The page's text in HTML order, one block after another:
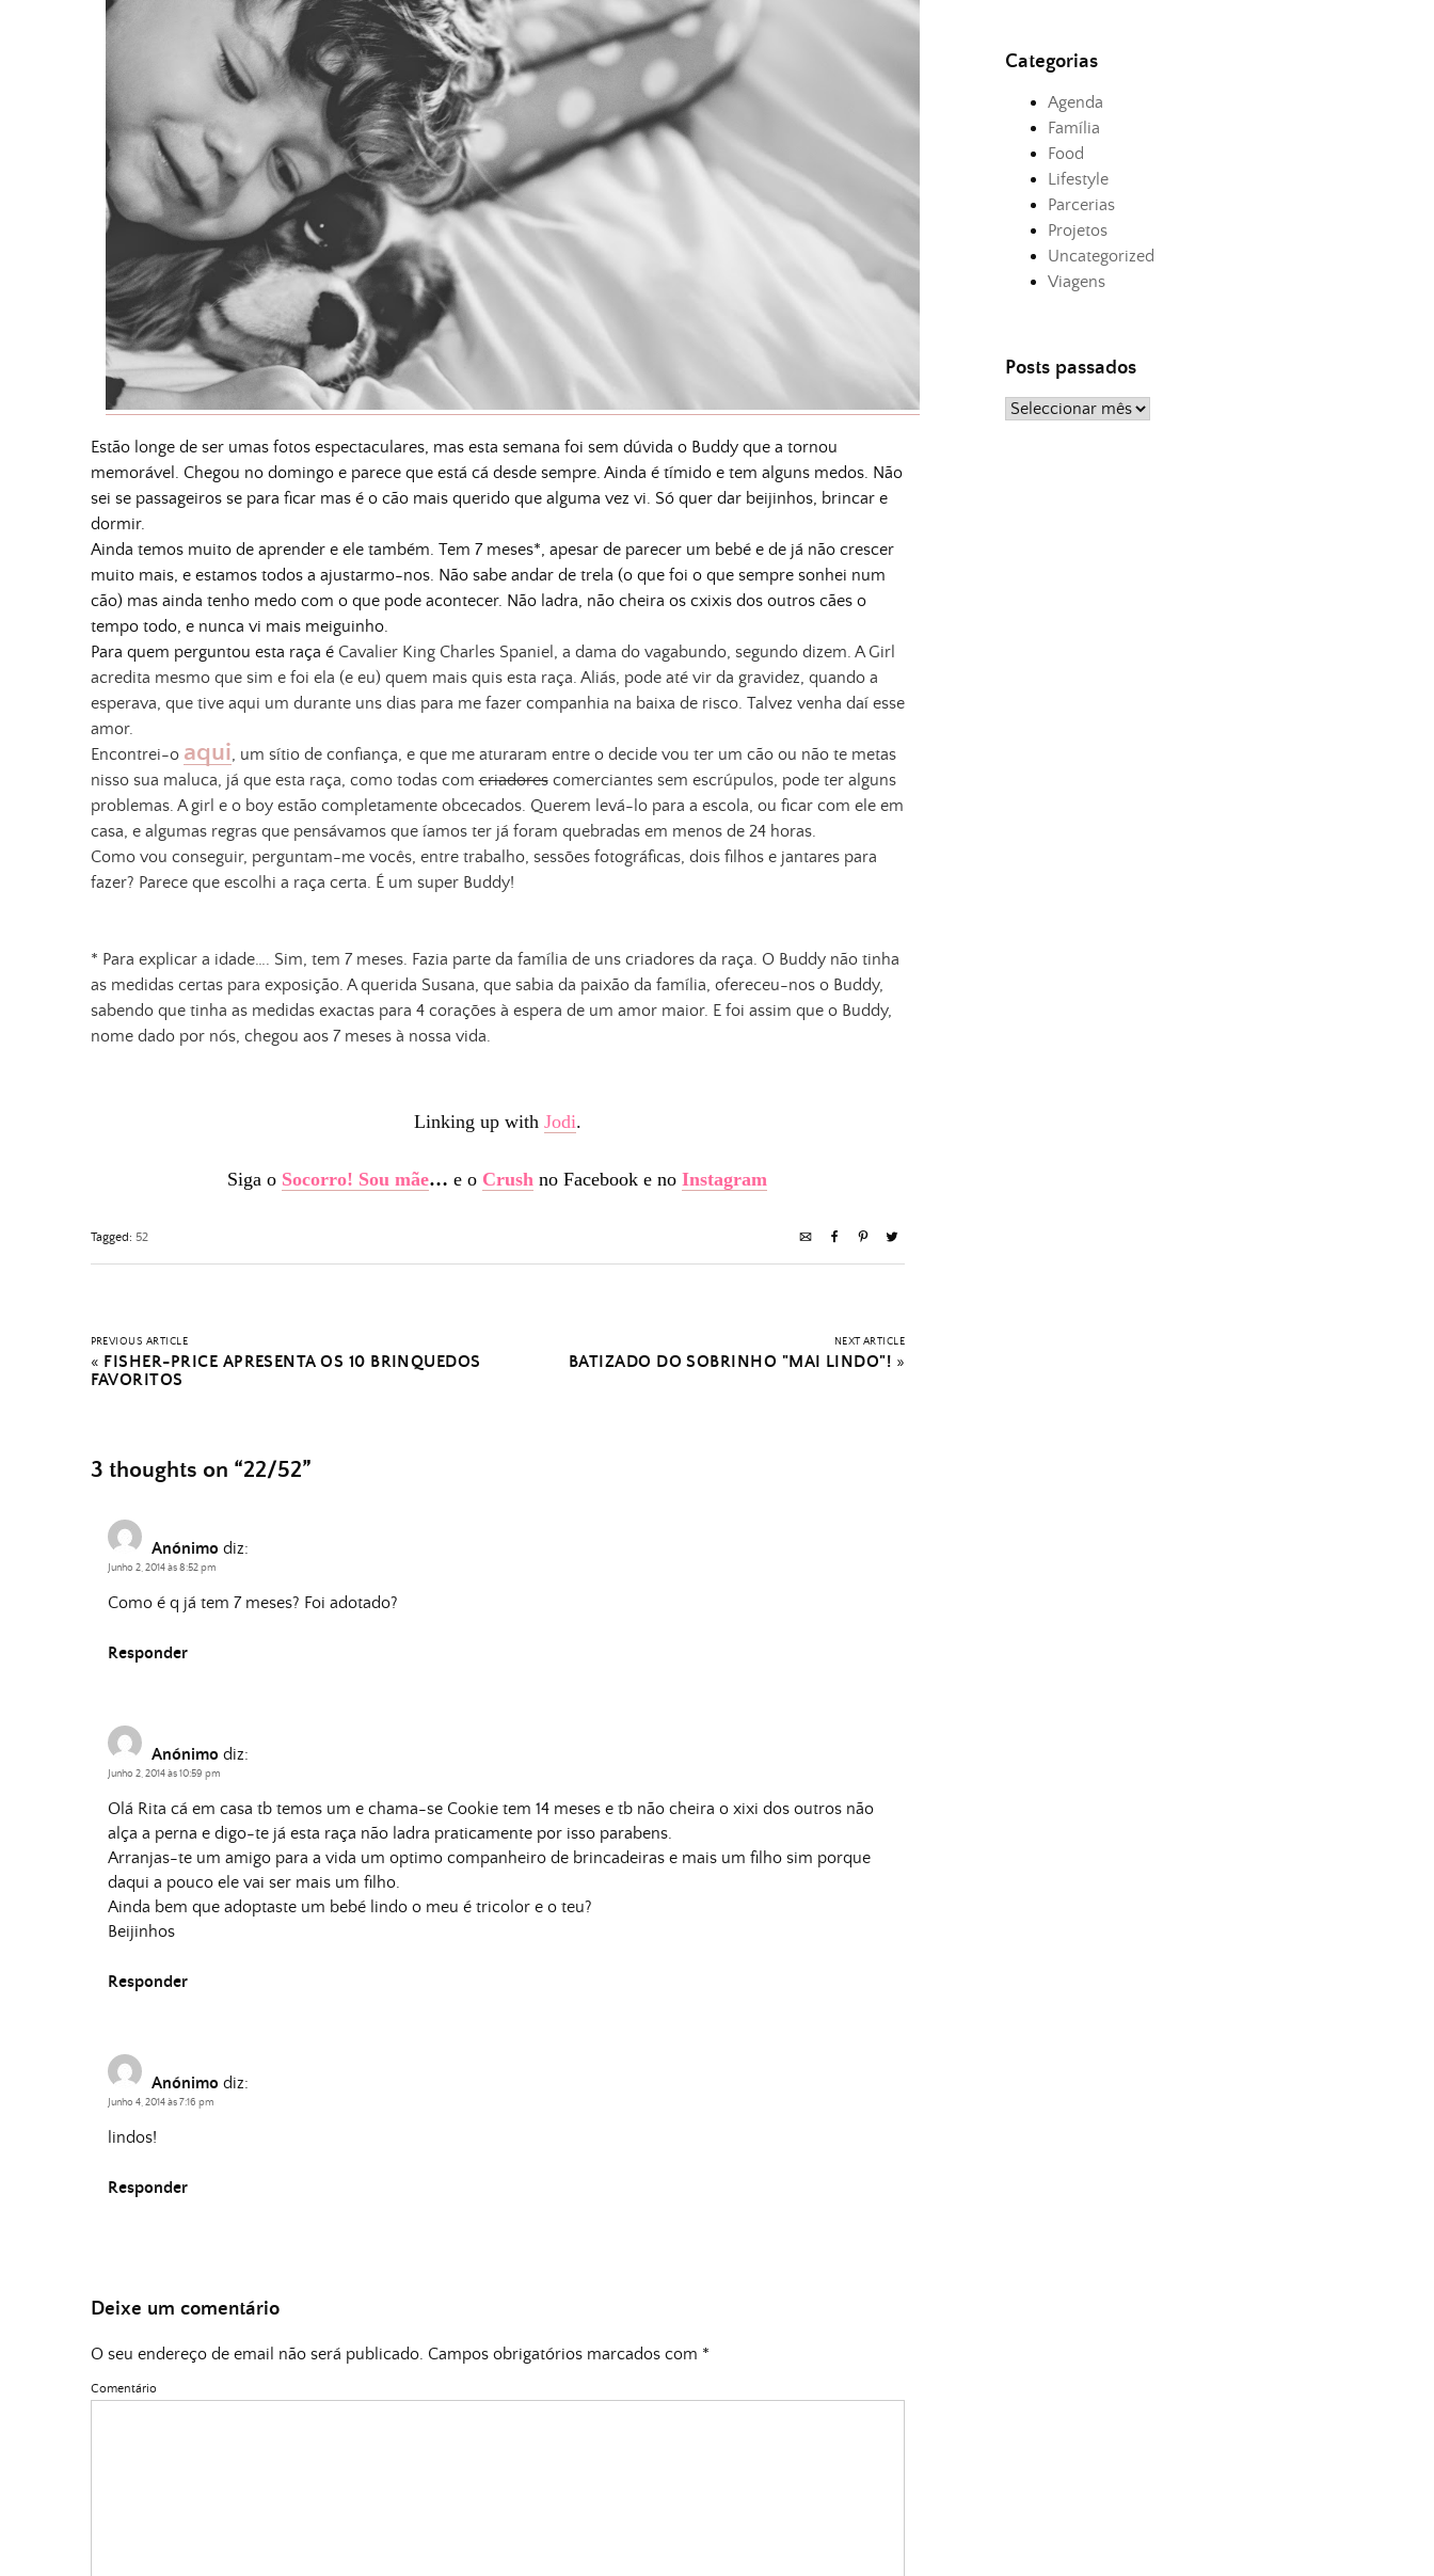
Estão longe de ser umas fotos espectaculares, mas esta semana foi sem dúvida o Buddy que a tornou
memorável. Chegou no domingo e parece que está cá desde sempre. Ainda é tímido e tem alguns medos. Não
sei se passageiros se para ficar mas é o cão mais querido que alguma vez vi. Só quer dar beijinhos, brincar e
dormir.
Ainda temos muito de aprender e ele também. Tem 7 meses*, apesar de parecer um bebé e de já não crescer
muito mais, e estamos todos a ajustarmo-nos. Não sabe andar de trela (o que foi o que sempre sonhei num
cão) mas ainda tenho medo com o que pode acontecer. Não ladra, não cheira os cxixis dos outros cães o
tempo todo, e nunca vi mais meiguinho.
Para quem perguntou esta raça é Cavalier King Charles Spaniel, a dama do vagabundo, segundo dizem. A Girl
acredita mesmo que sim e foi ela (e eu) quem mais quis esta raça. Aliás, pode até vir da gravidez, quando a
esperava, que tive aqui um durante uns dias para me fazer companhia na baixa de risco. Talvez venha daí esse
amor.
Encontrei-o aqui, um sítio de confiança, e que me aturaram entre o decide vou ter um cão ou não te metas
nisso sua maluca, já que esta raça, como todas comcriadorescomerciantes sem escrúpulos, pode ter alguns
problemas. A girl e o boy estão completamente obcecados. Querem levá-lo para a escola, ou ficar com ele em
casa, e algumas regras que pensávamos que íamos ter já foram quebradas em menos de 24 horas.
Como vou conseguir, perguntam-me vocês, entre trabalho, sessões fotográficas, dois filhos e jantares para
fazer? Parece que escolhi a raça certa. É um super Buddy!
* Para explicar a idade…. Sim, tem 7 meses. Fazia parte da família de uns criadores da raça. O Buddy não tinha
as medidas certas para exposição. A querida Susana, que sabia da paixão da família, ofereceu-nos o Buddy,
sabendo que tinha as medidas exactas para 4 corações à espera de um amor maior. E foi assim que o Buddy,
nome dado por nós, chegou aos 7 meses à nossa vida.
Linking up with Jodi.
Siga o Socorro! Sou mãe… e o Crush no Facebook e noInstagram
Tagged: 52
PREVIOUS ARTICLE
« FISHER-PRICE APRESENTA OS 10 BRINQUEDOS
FAVORITOS
NEXT ARTICLE
BATIZADO DO SOBRINHO "MAI LINDO"! »
3 thoughts on “22/52”
Anónimo diz:
Junho 2, 2014 às 8:52 pm
Como é q já tem 7 meses? Foi adotado?
Responder
Anónimo diz:
Junho 2, 2014 às 10:59 pm
Olá Rita cá em casa tb temos um e chama-se Cookie tem 14 meses e tb não cheira o xixi dos outros não
alça a perna e digo-te já esta raça não ladra praticamente por isso parabens.
Arranjas-te um amigo para a vida um optimo companheiro de brincadeiras e mais um filho sim porque
daqui a pouco ele vai ser mais um filho.
Ainda bem que adoptaste um bebé lindo o meu é tricolor e o teu?
Beijinhos
Responder
Anónimo diz:
Junho 4, 2014 às 7:16 pm
lindos!
Responder
Deixe um comentário
O seu endereço de email não será publicado. Campos obrigatórios marcados com *
Comentário
Categorias
Agenda
Família
Food
Lifestyle
Parcerias
Projetos
Uncategorized
Viagens
Posts passados
Posts